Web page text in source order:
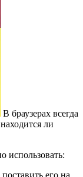
В браузерах всегда
ли
использовать:
его на